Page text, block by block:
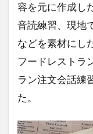
容を元に作成し
音読練習、現地
などを素材にし
フードレストラ
ラン注文会話練
た。